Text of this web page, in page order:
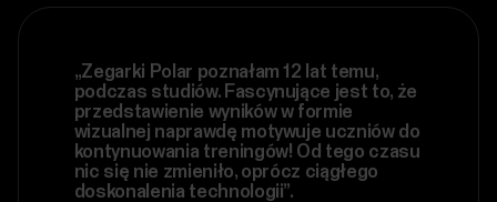
„Zegarki Polar poznałam 12 lat temu,
podczas studiów. Fascynujące jest to, że
przedstawienie wyników w formie
wizualnej naprawdę motywuje uczniów do
kontynuowania treningów! Od tego czasu
nic się nie zmieniło, oprócz ciągłego
doskonalenia technologii”.